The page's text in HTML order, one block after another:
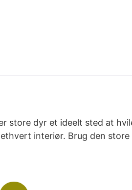
store dyr et ideelt sted at
interiør. Brug den